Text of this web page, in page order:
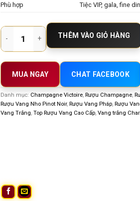
Phù hợp
Tiệc VIP, gala, fine
Champagne Victoire Prestige Brut –
THÊM VÀO GIỎ HÀNG
MUA NGAY CHAT FACEBOOK
Danh mục: Champagne Victoire, Rượu Champagne,
Rượu Vang Nho Pinot Noir, Rượu Vang Pháp, Rượu
Vang Trắng Top Rượu Vang Cao Cấp, Vang trắng